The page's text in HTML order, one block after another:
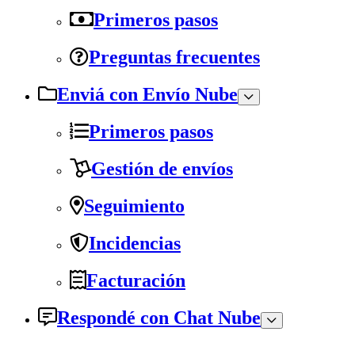
Primeros pasos
Preguntas frecuentes
Enviá con Envío Nube
Primeros pasos
Gestión de envíos
Seguimiento
Incidencias
Facturación
Respondé con Chat Nube